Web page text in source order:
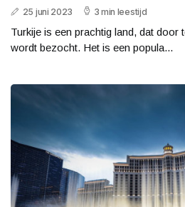
25 juni 2023 3 min leestijd
Turkije is een prachtig land, dat door
wordt bezocht. Het is een popula...